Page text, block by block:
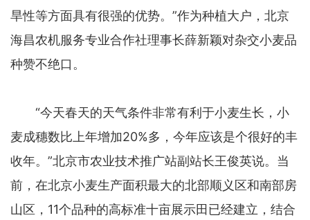
旱性等方面具有很强的优势。”作为种植大户，北京
海昌农机服务专业合作社理事长薛新颖对杂交小麦品
种赞不绝口。
“今天春天的天气条件非常有利于小麦生长，小
麦成穗数比上年增加20%多，今年应该是个很好的丰
收年。”北京市农业技术推广站副站长王俊英说。当
前，在北京小麦生产面积最大的北部顺义区和南部房
山区，11个品种的高标准十亩展示田已经建立，结合